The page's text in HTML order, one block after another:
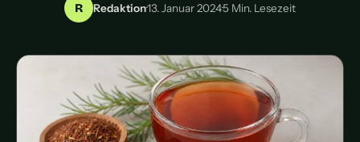
R Redaktion·13. Januar 2024·5 Min. Lesezeit